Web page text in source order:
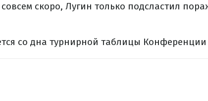
скоро, Лугин только подсластил
со дна турнирной таблицы